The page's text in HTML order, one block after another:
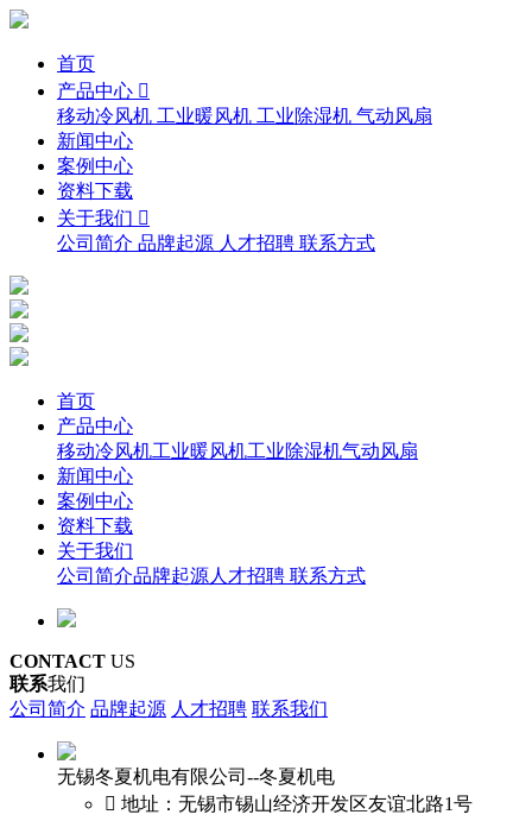
首页
产品中心 
移动冷风机 工业暖风机 工业除湿机 气动风扇
新闻中心
案例中心
资料下载
关于我们 
公司简介 品牌起源 人才招聘 联系方式
首页
产品中心
移动冷风机工业暖风机工业除湿机气动风扇
新闻中心
案例中心
资料下载
关于我们
公司简介品牌起源人才招聘 联系方式
CONTACT US
联系我们
公司简介 品牌起源 人才招聘 联系我们
无锡冬夏机电有限公司--冬夏机电
 地址：无锡市锡山经济开发区友谊北路1号